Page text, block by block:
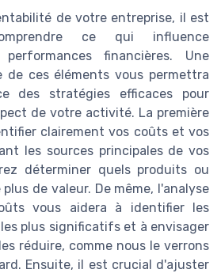
de votre entreprise, il est
ce qui influence
financières. Une
de ces éléments vous permettra
des stratégies efficaces pour
de votre activité. La première
clairement vos coûts et vos
les sources principales de vos
déterminer quels produits ou
de valeur. De même, l'analyse
vous aidera à identifier les
plus significatifs et à envisager
réduire, comme nous le verrons
Ensuite, il est crucial d'ajuster